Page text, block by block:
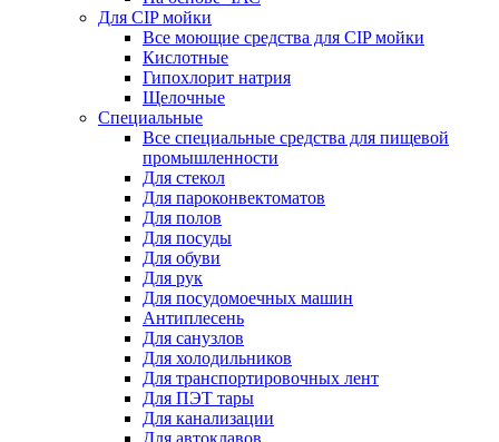
Для CIP мойки
Все моющие средства для CIP мойки
Кислотные
Гипохлорит натрия
Щелочные
Специальные
Все специальные средства для пищевой
промышленности
Для стекол
Для пароконвектоматов
Для полов
Для посуды
Для обуви
Для рук
Для посудомоечных машин
Антиплесень
Для санузлов
Для холодильников
Для транспортировочных лент
Для ПЭТ тары
Для канализации
Для автоклавов